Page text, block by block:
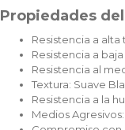
Propiedades
Resistencia a alta
Resistencia a
Resistencia al
Textura: Suave
Resistencia a la
Medios